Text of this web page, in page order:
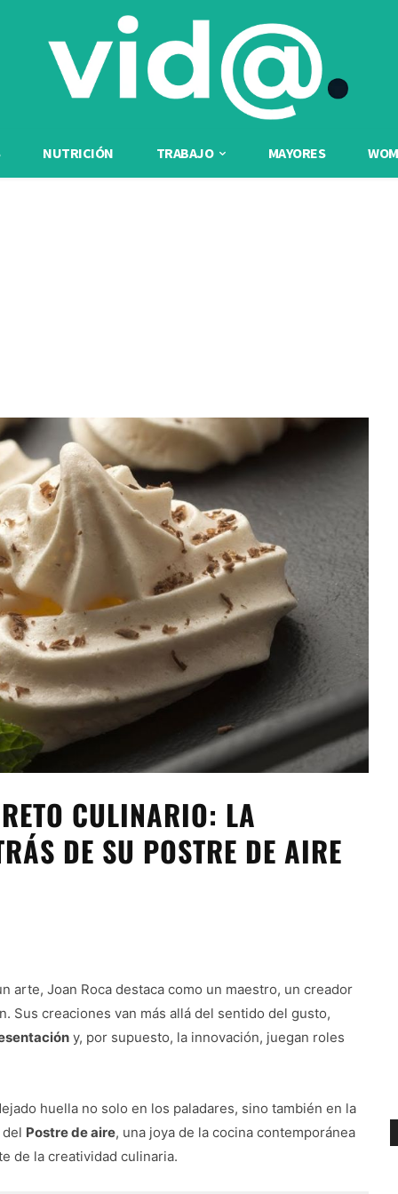
NUTRICIÓN TRABAJO MAYORES
CULINARIO: LA
DE SU POSTRE DE AIRE
arte, Joan Roca destaca como un maestro, un creador
Sus creaciones van más allá del sentido del gusto,
y, por supuesto, la innovación, juegan roles
huella no solo en los paladares, sino también en la
Postre de aire, una joya de la cocina contemporánea
de la creatividad culinaria.